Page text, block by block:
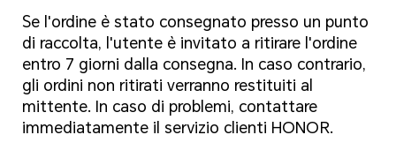
Se l'ordine è stato consegnato presso un punto
di raccolta, l'utente è invitato a ritirare l'ordine
entro 7 giorni dalla consegna. In caso contrario,
gli ordini non ritirati verranno restituiti al
mittente. In caso di problemi, contattare
immediatamente il servizio clienti HONOR.